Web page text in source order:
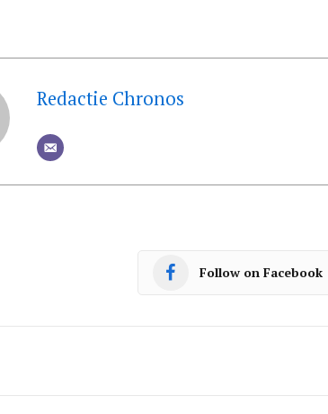
Redactie Chronos
Follow on Facebook